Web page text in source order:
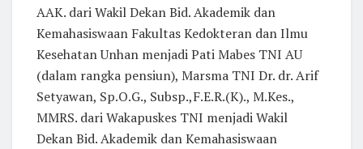
AAK. dari Wakil Dekan Bid. Akademik dan
Kemahasiswaan Fakultas Kedokteran dan Ilmu
Kesehatan Unhan menjadi Pati Mabes TNI AU
(dalam rangka pensiun), Marsma TNI Dr. dr. Arif
Setyawan, Sp.O.G., Subsp.,F.E.R.(K)., M.Kes.,
MMRS. dari Wakapuskes TNI menjadi Wakil
Dekan Bid. Akademik dan Kemahasiswaan